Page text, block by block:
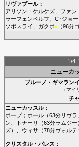
リヴァプール：
アリソン ； ケルケズ、 ファン
ラーフェンベルフ
C･ジョー
ソボスライ
ガクポ■（96分
1/4
ニューカ
ブルーノ・ギマラン
（マイ
チ
ニューカッスル：
ポープ； ホール（63分リヴラ
ン
トナーリ （63分ラムジー
ズ）、 ウィサ（78分ヴォルテ
クリスタル・パレス ：